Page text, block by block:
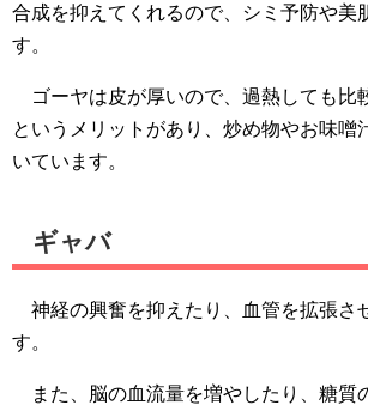
合成を抑えてくれるので、シミ予防や美
す。
ゴーヤは皮が厚いので、過熱しても比
というメリットがあり、炒め物やお味噌
いています。
ギャバ
神経の興奮を抑えたり、血管を拡張さ
す。
また、脳の血流量を増やしたり、糖質